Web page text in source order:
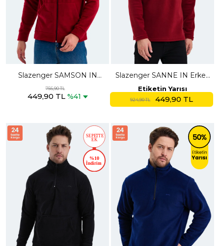
Slazenger SAMSON IN
Erkek Fermuarlı Kapüşonlu
Cepli Bordo Polar
756,90 TL
449,90 TL %41
Slazenger SANNE IN Erkek
Dik Yaka Fermuarlı Bordo
Polar
Etiketin Yarısı
924,90 TL 449,90 TL